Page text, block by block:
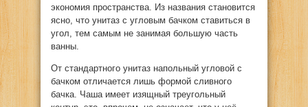
экономия пространства. Из названия становится
ясно, что унитаз с угловым бачком ставиться в
угол, тем самым не занимая большую часть
ванны.
От стандартного унитаз напольный угловой c
бачком отличается лишь формой сливного
бачка. Чаша имеет изящный треугольный